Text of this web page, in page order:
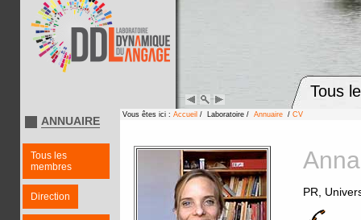
Tous
ANNUAIRE
Tous les
membres
Direction
Vous êtes ici : Accueil / Laboratoire / Annuaire / CV
PR,